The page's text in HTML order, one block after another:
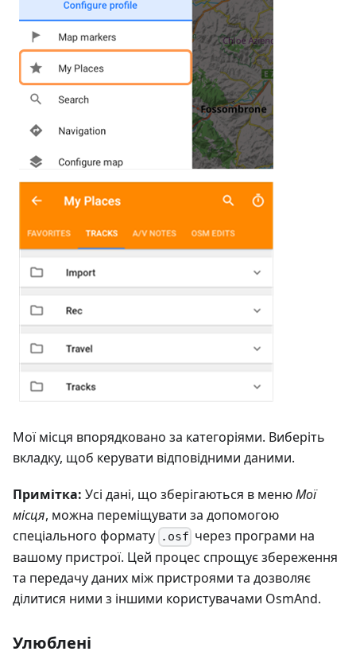
Мої місця впорядковано за категоріями. Виберіть
вкладку, щоб керувати відповідними даними.
Примітка: Усі дані, що зберігаються в менюМої
місця, можна переміщувати за допомогою
спеціального формату .osf через програми на
вашому пристрої. Цей процес спрощує збереження
та передачу даних між пристроями та дозволяє
ділитися ними з іншими користувачами OsmAnd.
Улюблені